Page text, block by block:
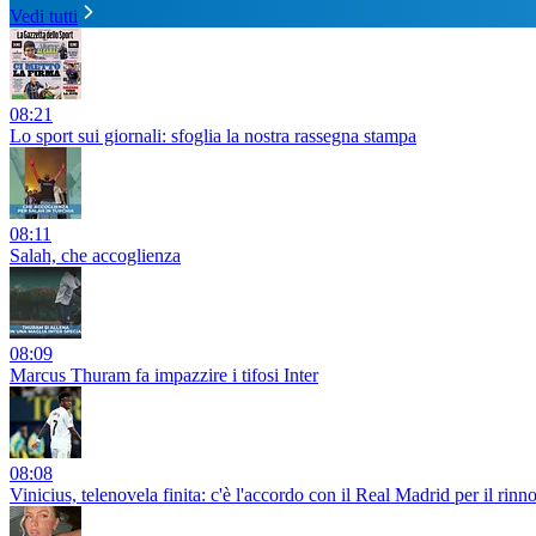
Vedi tutti
08:21
Lo sport sui giornali: sfoglia la nostra rassegna stampa
08:11
Salah, che accoglienza
08:09
Marcus Thuram fa impazzire i tifosi Inter
08:08
Vinicius, telenovela finita: c'è l'accordo con il Real Madrid per il